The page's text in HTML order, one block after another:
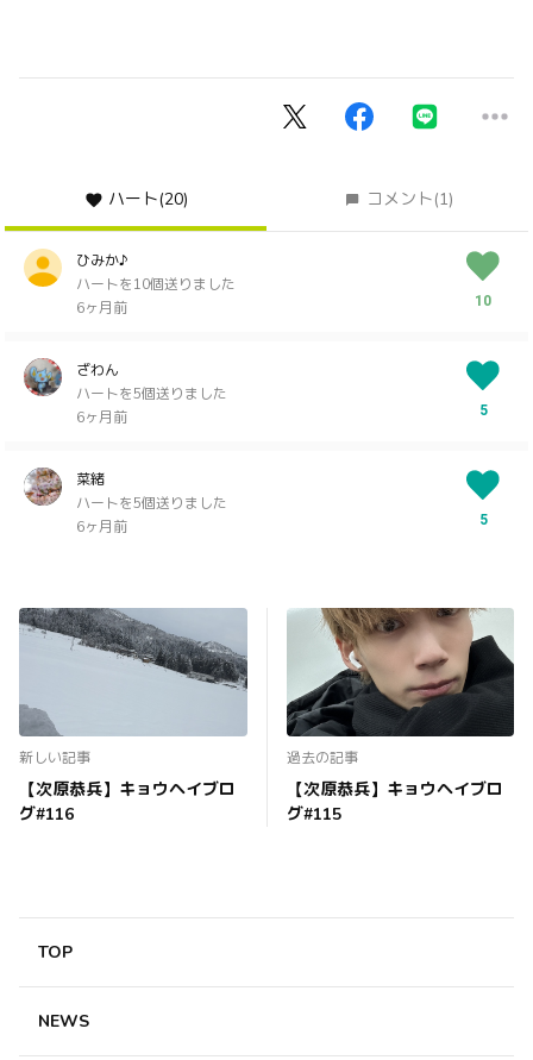
ハート(20) コメント(1)
ひみか♪
ハートを10個送りました
6ヶ月前
10
ざわん
ハートを5個送りました
6ヶ月前
5
菜緒
ハートを5個送りました
6ヶ月前
5
新しい記事
【次原恭兵】キョウヘイブロ
グ#116
過去の記事
【次原恭兵】キョウヘイブロ
グ#115
TOP
NEWS